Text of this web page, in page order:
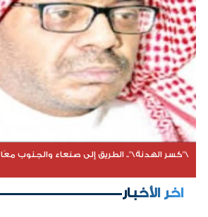
\"كسر الهدنة\".. الطريق إلى صنعاء والجنوب معًا
اخر الأخبار